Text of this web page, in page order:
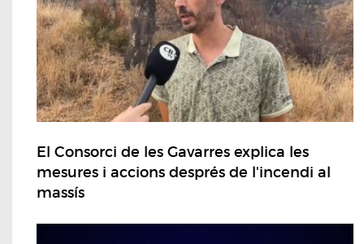
El Consorci de les Gavarres explica les
mesures i accions després de l'incendi al
massís